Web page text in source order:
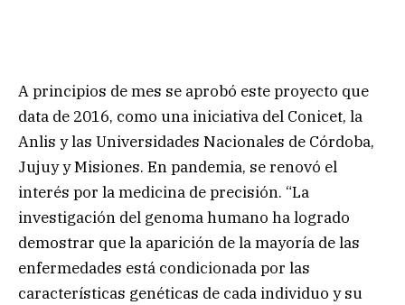
A principios de mes se aprobó este proyecto que
data de 2016, como una iniciativa del Conicet, la
Anlis y las Universidades Nacionales de Córdoba,
Jujuy y Misiones. En pandemia, se renovó el
interés por la medicina de precisión. “La
investigación del genoma humano ha logrado
demostrar que la aparición de la mayoría de las
enfermedades está condicionada por las
características genéticas de cada individuo y su